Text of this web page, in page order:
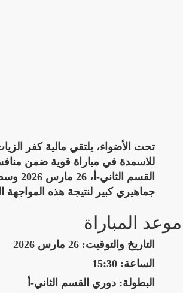
تحت الأضواء، يلتقي مالية كفر
للاسمدة في مباراة قوية ضمن
القسم
جماهيري كبير لنتيجة هذه المواجهة
موعد المباراة
التاريخ والتوقيت: 26 مارس 2026
الساعة: 15:30
البطولة: دوري القسم الثاني-أ